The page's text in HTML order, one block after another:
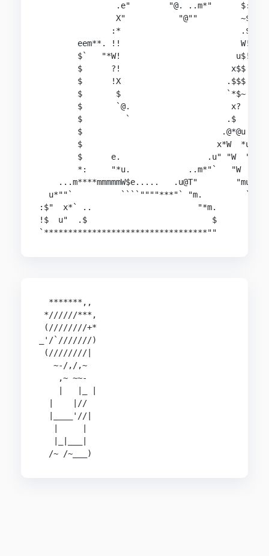
                .e"        "@. ..m*"      $:
                X"           "@""         ~$
               :*                         .$
        eem**. !!                         W!
        $`   "*W!                        u$!
        $      ?!                       x$$
        $      !X                      .$$$
        $       $                      `*$~
        $       `@.                     x?
        $         `                    .$
        $                             .@*@u
        $                            x*W  *u
        $      e.                  .u" "W  "@u
        *:     "*u.            ..m*"`   "W   "@.
...m****mmmmmW$e.....   .u@T"
  u*""`          ````""""***"` "m.         ``
:$"  x*` ..                      "*m.
!$  u"  .$                          $
`**********************************""
  *******,,
*//////***,
(////////+*
_'/`///////)
(////////|
   ~-/,/,~
    ,~ ~~-
  |    |//
  |____'//|
  /~ /~___)